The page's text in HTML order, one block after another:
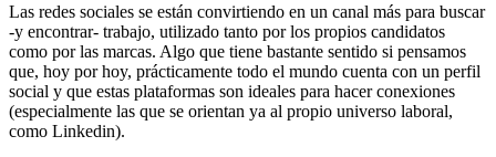
Las redes sociales se están convirtiendo en un canal más para buscar
-y encontrar- trabajo, utilizado tanto por los propios candidatos
como por las marcas. Algo que tiene bastante sentido si pensamos
que, hoy por hoy, prácticamente todo el mundo cuenta con un perfil
social y que estas plataformas son ideales para hacer conexiones
(especialmente las que se orientan ya al propio universo laboral,
como Linkedin).